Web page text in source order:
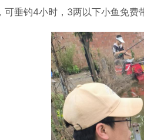
钓4小时，3两以下小鱼免费带